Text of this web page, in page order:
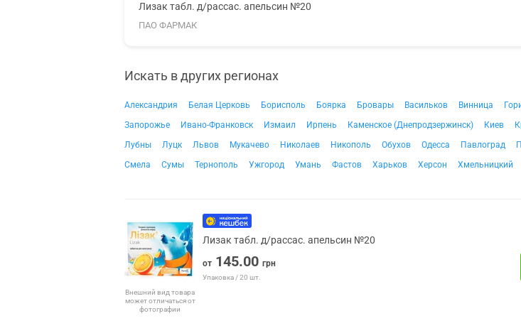
Лизак табл. д/рассас. апельсин №20
ПАО ФАРМАК
Искать в других регионах
Александрия Белая Церковь Борисполь Боярка Бровары Васильков Винница
Запорожье
Ивано-Франковск Измаил Ирпень Каменское (Днепродзержинск) Киев
Лубны
Луцк Львов Мукачево Николаев Никополь Обухов Одесса Павлоград
Смела
Сумы Тернополь Ужгород Умань Фастов Харьков Херсон Хмельницкий
Внешний вид товара
может отличаться от
фотографии
Лизак табл. д/рассас. апельсин №20
от 145.00 грн
Упаковка / 20 шт.